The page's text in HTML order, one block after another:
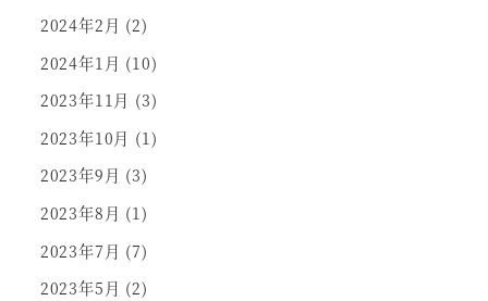
2024年2月 (2)
2024年1月 (10)
2023年11月 (3)
2023年10月 (1)
2023年9月 (3)
2023年8月 (1)
2023年7月 (7)
2023年5月 (2)